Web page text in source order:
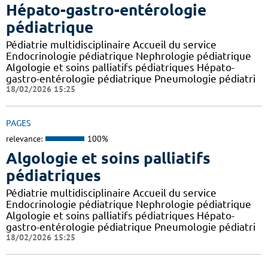
Hépato-gastro-entérologie
pédiatrique
Pédiatrie multidisciplinaire Accueil du service
Endocrinologie pédiatrique Nephrologie pédiatrique
Algologie et soins palliatifs pédiatriques Hépato-
gastro-entérologie pédiatrique Pneumologie pédiatri
18/02/2026 15:25
PAGES
relevance: 100%
Algologie et soins palliatifs
pédiatriques
Pédiatrie multidisciplinaire Accueil du service
Endocrinologie pédiatrique Nephrologie pédiatrique
Algologie et soins palliatifs pédiatriques Hépato-
gastro-entérologie pédiatrique Pneumologie pédiatri
18/02/2026 15:25